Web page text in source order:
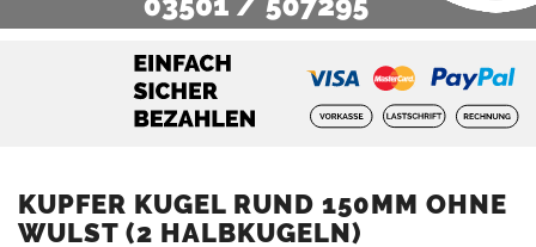
KUPFER KUGEL RUND 150MM OHNE
WULST (2 HALBKUGELN)